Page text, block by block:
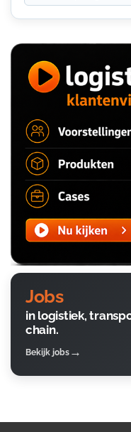
Jobs
in logistiek,
chain.
Bekijk jobs